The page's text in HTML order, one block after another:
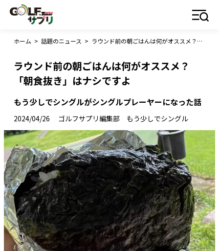
ホーム > 話題のニュース > ラウンド前の朝ごはんは何がオススメ？ 「朝食抜き」はナシですよ
ラウンド前の朝ごはんは何がオススメ？
「朝食抜き」はナシですよ
もう少しでシングルがシングルプレーヤーになった話
2024/04/26 ゴルフサプリ編集部 もう少しでシングル